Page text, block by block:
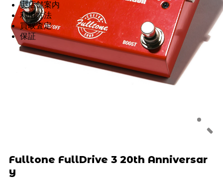
実店舗案内
利用方法
買取査定
保証
Fulltone FullDrive 3 20th Anniversar
y